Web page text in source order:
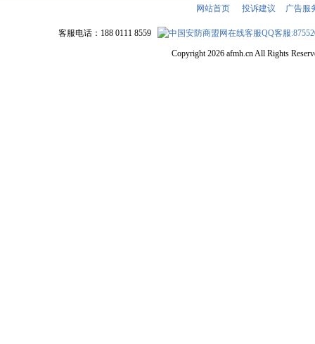
网站首页| 投诉建议 广告服
客服电话：188 0111 8559 QQ客服
Copyright 2026 afmh.cn All Rights